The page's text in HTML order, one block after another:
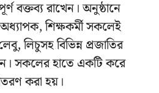
বক্তব্য রাখেন। অনুষ্ঠানে
শিক্ষকর্মী সকলেই
লিচুসহ বিভিন্ন প্রজাতির
সকলের হাতে একটি করে
করা হয়।